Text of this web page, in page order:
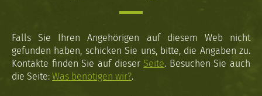
Falls Sie Ihren Angehörigen auf diesem Web nicht
gefunden haben, schicken Sie uns, bitte, die Angaben zu.
Kontakte finden Sie auf dieser Seite. Besuchen Sie auch
die Seite: Was benötigen wir?.